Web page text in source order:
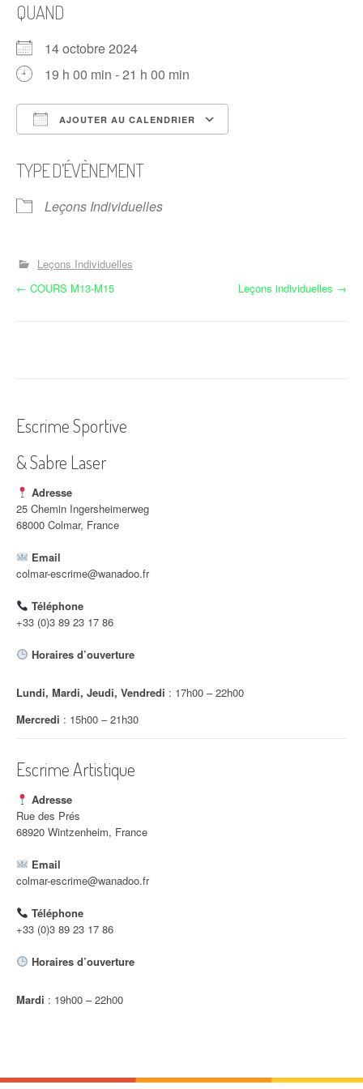
QUAND
14 octobre 2024
19 h 00 min - 21 h 00 min
AJOUTER AU CALENDRIER
TYPE D’ÉVÈNEMENT
Leçons Individuelles
Leçons Individuelles
N
g
a
t
i
o
n
d
'
a
t
i
c
l
e
← COURS M13-M15 Leçons individuelles →
Escrime Sportive
& Sabre Laser
Adresse
25 Chemin Ingersheimerweg
68000 Colmar, France
Email
colmar-escrime@wanadoo.fr
Téléphone
+33 (0)3 89 23 17 86
Horaires d’ouverture
Lundi, Mardi, Jeudi, Vendredi : 17h00 – 22h00
Mercredi : 15h00 – 21h30
Escrime Artistique
Adresse
Rue des Prés
68920 Wintzenheim, France
Email
colmar-escrime@wanadoo.fr
Téléphone
+33 (0)3 89 23 17 86
Horaires d’ouverture
Mardi : 19h00 – 22h00